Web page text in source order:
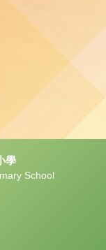
學
School